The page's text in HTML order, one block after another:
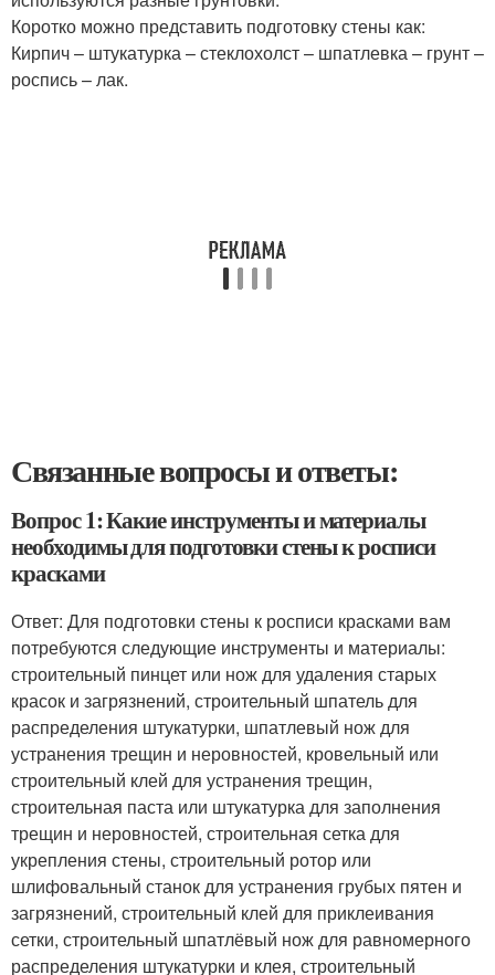
Коротко можно представить подготовку стены как:
Кирпич – штукатурка – стеклохолст – шпатлевка – грунт –
роспись – лак.
Связанные вопросы и ответы:
Вопрос 1: Какие инструменты и материалы
необходимы для подготовки стены к росписи
красками
Ответ: Для подготовки стены к росписи красками вам
потребуются следующие инструменты и материалы:
строительный пинцет или нож для удаления старых
красок и загрязнений, строительный шпатель для
распределения штукатурки, шпатлевый нож для
устранения трещин и неровностей, кровельный или
строительный клей для устранения трещин,
строительная паста или штукатурка для заполнения
трещин и неровностей, строительная сетка для
укрепления стены, строительный ротор или
шлифовальный станок для устранения грубых пятен и
загрязнений, строительный клей для приклеивания
сетки, строительный шпатлёвый нож для равномерного
распределения штукатурки и клея, строительный